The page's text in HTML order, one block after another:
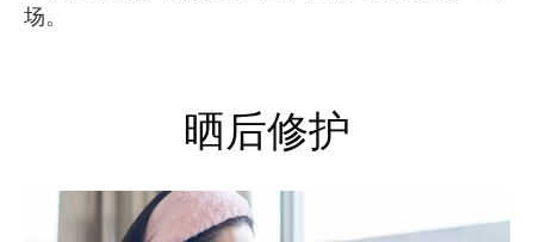
场。
晒后修护